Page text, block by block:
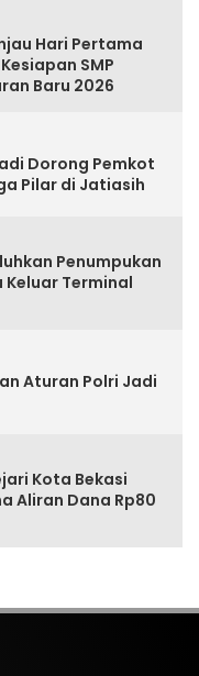
Hari Pertama
SMP
Baru 2026
Dorong Pemkot
Pilar di Jatiasih
Penumpukan
Keluar Terminal
Aturan Polri Jadi
Kota Bekasi
Aliran Dana Rp80